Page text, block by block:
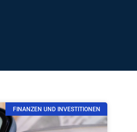
FINANZEN UND INVESTITIONEN